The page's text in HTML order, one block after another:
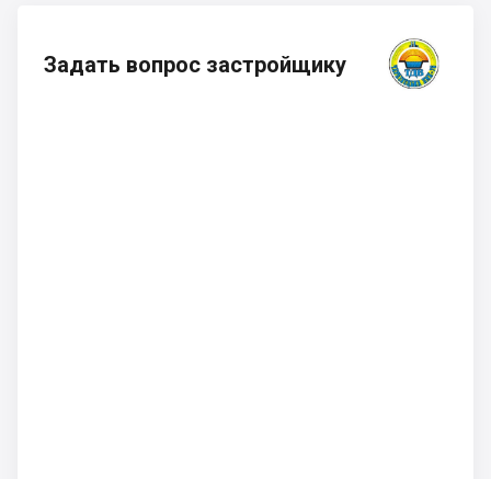
Задать вопрос застройщику